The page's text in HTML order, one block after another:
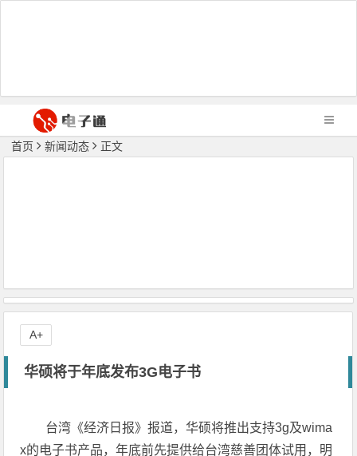
首页 新闻动态 正文
华硕将于年底发布3G电子书
台湾《经济日报》报道，华硕将推出支持3g及wima
x的电子书产品，年底前先提供给台湾慈善团体试用，明
A+